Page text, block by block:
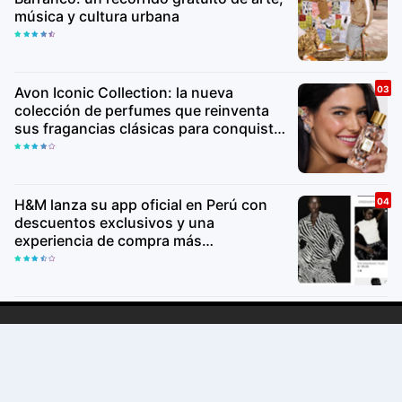
música y cultura urbana
Avon Iconic Collection: la nueva
colección de perfumes que reinventa
sus fragancias clásicas para conquistar
nuevas generaciones
H&M lanza su app oficial en Perú con
descuentos exclusivos y una
experiencia de compra más
personalizada